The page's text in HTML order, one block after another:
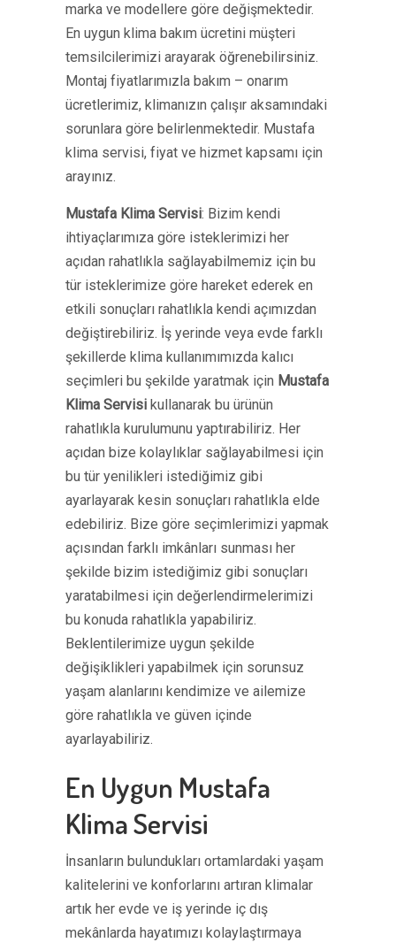
marka ve modellere göre değişmektedir.
En uygun klima bakım ücretini müşteri
temsilcilerimizi arayarak öğrenebilirsiniz.
Montaj fiyatlarımızla bakım – onarım
ücretlerimiz, klimanızın çalışır aksamındaki
sorunlara göre belirlenmektedir. Mustafa
klima servisi, fiyat ve hizmet kapsamı için
arayınız.
Mustafa Klima Servisi: Bizim kendi
ihtiyaçlarımıza göre isteklerimizi her
açıdan rahatlıkla sağlayabilmemiz için bu
tür isteklerimize göre hareket ederek en
etkili sonuçları rahatlıkla kendi açımızdan
değiştirebiliriz. İş yerinde veya evde farklı
şekillerde klima kullanımımızda kalıcı
seçimleri bu şekilde yaratmak için Mustafa
Klima Servisi kullanarak bu ürünün
rahatlıkla kurulumunu yaptırabiliriz. Her
açıdan bize kolaylıklar sağlayabilmesi için
bu tür yenilikleri istediğimiz gibi
ayarlayarak kesin sonuçları rahatlıkla elde
edebiliriz. Bize göre seçimlerimizi yapmak
açısından farklı imkânları sunması her
şekilde bizim istediğimiz gibi sonuçları
yaratabilmesi için değerlendirmelerimizi
bu konuda rahatlıkla yapabiliriz.
Beklentilerimize uygun şekilde
değişiklikleri yapabilmek için sorunsuz
yaşam alanlarını kendimize ve ailemize
göre rahatlıkla ve güven içinde
ayarlayabiliriz.
En Uygun Mustafa
Klima Servisi
İnsanların bulundukları ortamlardaki yaşam
kalitelerini ve konforlarını artıran klimalar
artık her evde ve iş yerinde iç dış
mekânlarda hayatımızı kolaylaştırmaya